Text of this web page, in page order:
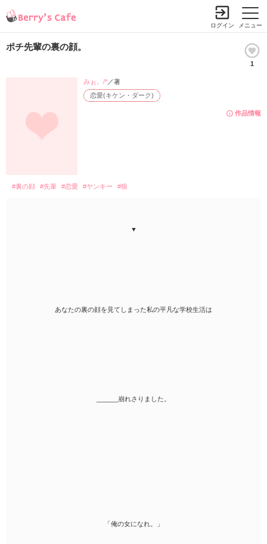
メニュー
ログイン
ポチ先輩の裏の顔。
1
作品情報
恋愛(キケン・ダーク)
みぉ。/*／著
#裏の顔 #先輩 #恋愛 #ヤンキー #狼
▼
あなたの裏の顔を見てしまった私の平凡な学校生活は
______崩れさりました。
「俺の女になれ。」